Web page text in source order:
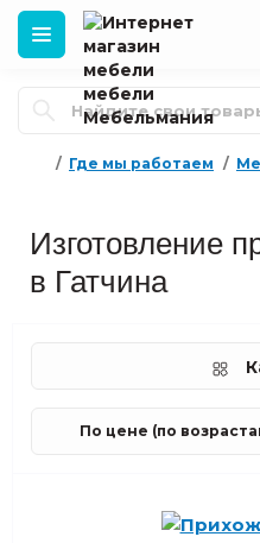
Где мы работаем
Изготовление
в Гатчина